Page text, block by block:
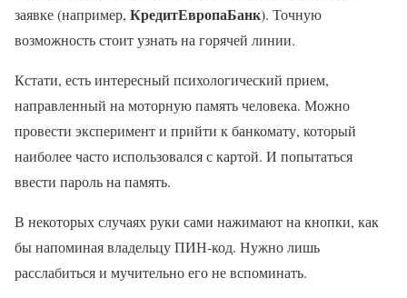
заявке (например, КредитЕвропаБанк). Точную
возможность стоит узнать на горячей линии.
Кстати, есть интересный психологический прием,
направленный на моторную память человека. Можно
провести эксперимент и прийти к банкомату, который
наиболее часто использовался с картой. И попытаться
ввести пароль на память.
В некоторых случаях руки сами нажимают на кнопки, как
бы напоминая владельцу ПИН-код. Нужно лишь
расслабиться и мучительно его не вспоминать.